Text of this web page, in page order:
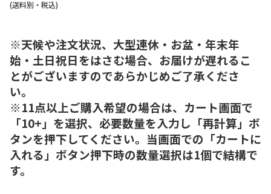
(送料別・税込)
※天候や注文状況、大型連休・お盆・年末年
始・土日祝日をはさむ場合、お届けが遅れるこ
とがございますのであらかじめご了承くださ
い。
※11点以上ご購入希望の場合は、カート画面で
「10+」を選択、必要数量を入力し「再計算」ボ
タンを押下してください。当画面での「カートに
入れる」ボタン押下時の数量選択は1個で結構で
す。